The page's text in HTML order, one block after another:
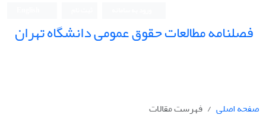
فصلنامه مطالعات حقوق عمومی دانشگاه تهران
صفحه اصلی
فهرست مقالات